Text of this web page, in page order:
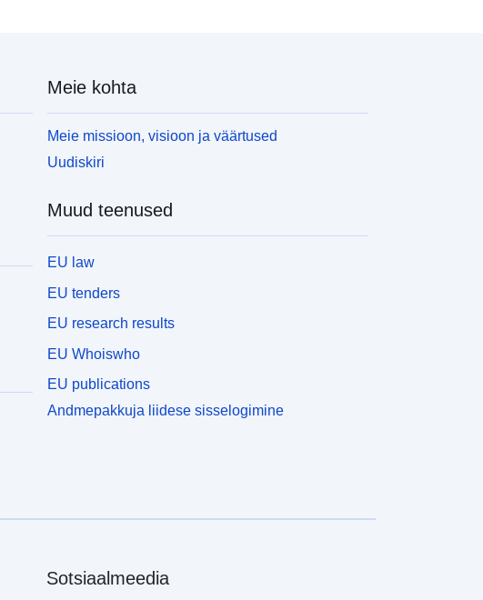
Meie kohta
Meie missioon, visioon ja väärtused
Uudiskiri
Muud teenused
EU law
EU tenders
EU research results
EU Whoiswho
EU publications
Andmepakkuja liidese sisselogimine
Sotsiaalmeedia